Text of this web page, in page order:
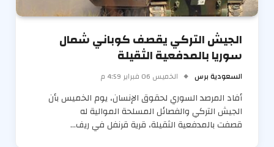
الجيش التركي يقصف كوباني شمال
سوريا بالمدفعية الثقيلة
السعودية برس الخميس 06 فبراير 4:59 م
أفاد المرصد السوري لحقوق الإنسان، يوم الخميس بأن
الجيش التركي والفصائل المسلحة الموالية له
قصفت بالمدفعية الثقيلة، قرية قرنفل في ريف…